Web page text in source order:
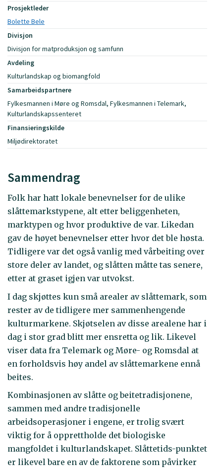
Prosjektleder
Bolette Bele
Divisjon
Divisjon for matproduksjon og samfunn
Avdeling
Kulturlandskap og biomangfold
Samarbeidspartnere
Fylkesmannen i Møre og Romsdal, Fylkesmannen i Telemark,
Kulturlandskapssenteret
Finansieringskilde
Miljødirektoratet
Sammendrag
Folk har hatt lokale benevnelser for de ulike
slåttemarkstypene, alt etter beliggenheten,
marktypen og hvor produktive de var. Likedan
gav de høyet benevnelser etter hvor det ble høsta.
Tidligere var det også vanlig med vårbeiting over
store deler av landet, og slåtten måtte tas senere,
etter at graset igjen var utvokst.
I dag skjøttes kun små arealer av slåttemark, som
rester av de tidligere mer sammenhengende
kulturmarkene. Skjøtselen av disse arealene har i
dag i stor grad blitt mer ensretta og lik. Likevel
viser data fra Telemark og Møre- og Romsdal at
en forholdsvis høy andel av slåttemarkene ennå
beites.
Kombinasjonen av slåtte og beitetradisjonene,
sammen med andre tradisjonelle
arbeidsoperasjoner i engene, er trolig svært
viktig for å opprettholde det biologiske
mangfoldet i kulturlandskapet. Slåttetids-punktet
er likevel bare en av de faktorene som påvirker